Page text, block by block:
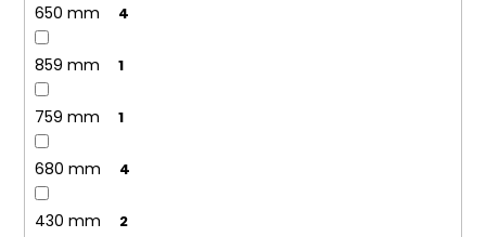
650 mm 4
859 mm 1
759 mm 1
680 mm 4
430 mm 2